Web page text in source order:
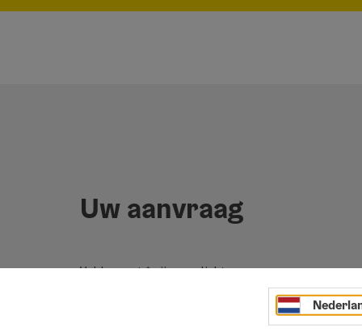
Uw aanvraag
Velden met*zijn verplicht
Achternaaam